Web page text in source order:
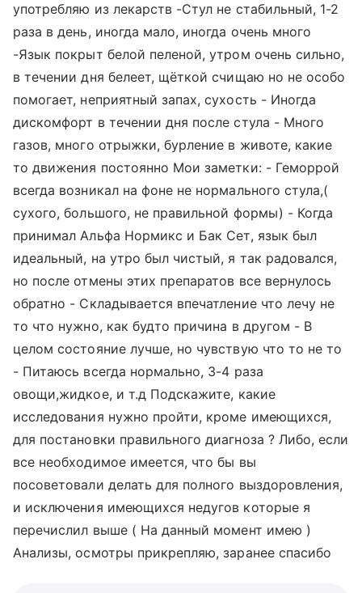
употребляю из лекарств -Стул не стабильный, 1-2
раза в день, иногда мало, иногда очень много
-Язык покрыт белой пеленой, утром очень сильно,
в течении дня белеет, щёткой счищаю но не особо
помогает, неприятный запах, сухость - Иногда
дискомфорт в течении дня после стула - Много
газов, много отрыжки, бурление в животе, какие
то движения постоянно Мои заметки: - Геморрой
всегда возникал на фоне не нормального стула,(
сухого, большого, не правильной формы) - Когда
принимал Альфа Нормикс и Бак Сет, язык был
идеальный, на утро был чистый, я так радовался,
но после отмены этих препаратов все вернулось
обратно - Складывается впечатление что лечу не
то что нужно, как будто причина в другом - В
целом состояние лучше, но чувствую что то не то
- Питаюсь всегда нормально, 3-4 раза
овощи,жидкое, и т.д Подскажите, какие
исследования нужно пройти, кроме имеющихся,
для постановки правильного диагноза ? Либо, если
все необходимое имеется, что бы вы
посоветовали делать для полного выздоровления,
и исключения имеющихся недугов которые я
перечислил выше ( На данный момент имею )
Анализы, осмотры прикрепляю, заранее спасибо